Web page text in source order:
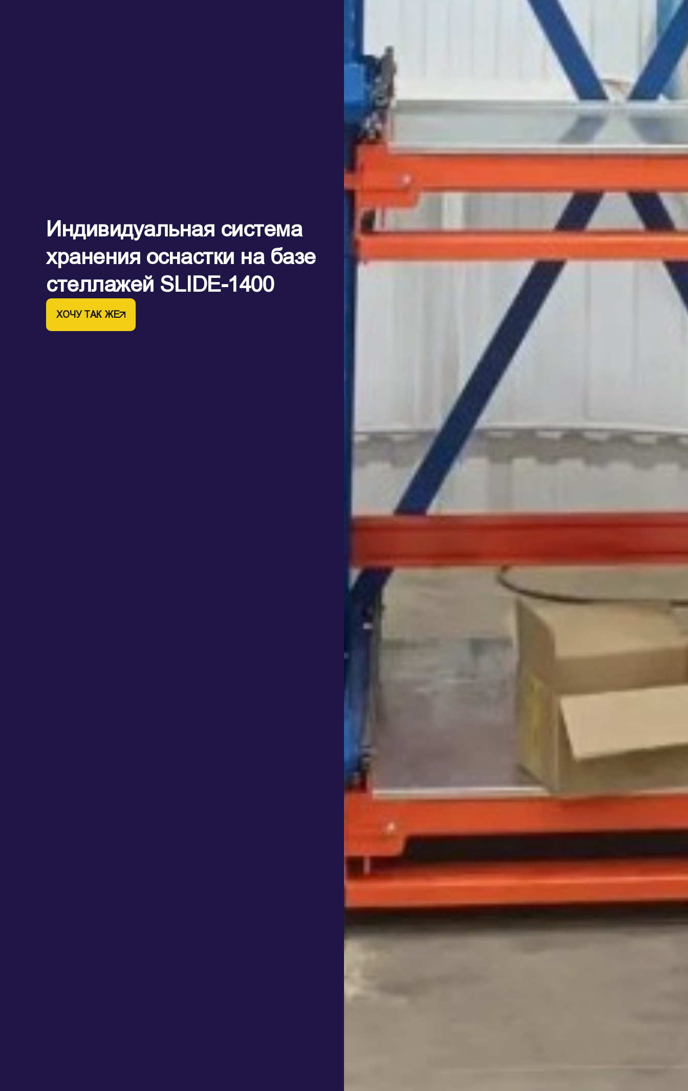
Индивидуальная система
хранения оснастки на базе
стеллажей SLIDE-1400
ХОЧУ ТАК ЖЕ